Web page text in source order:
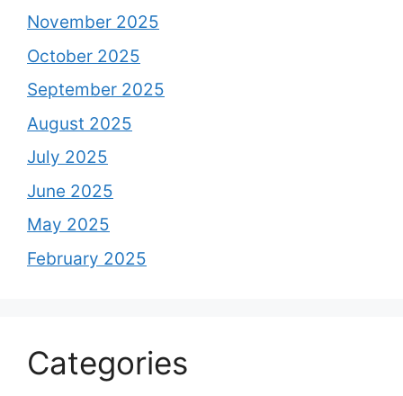
November 2025
October 2025
September 2025
August 2025
July 2025
June 2025
May 2025
February 2025
Categories